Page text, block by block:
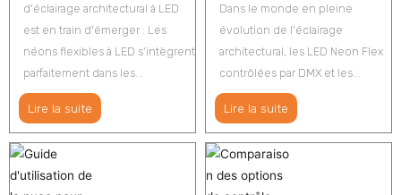
d'éclairage architectural à LED
est en train d'émerger : Les
néons flexibles à LED s'intègrent
parfaitement dans les...
Lire la suite
Dans le monde en pleine
évolution de l'éclairage
architectural, les LED Neon Flex
contrôlées par DMX et les...
Lire la suite